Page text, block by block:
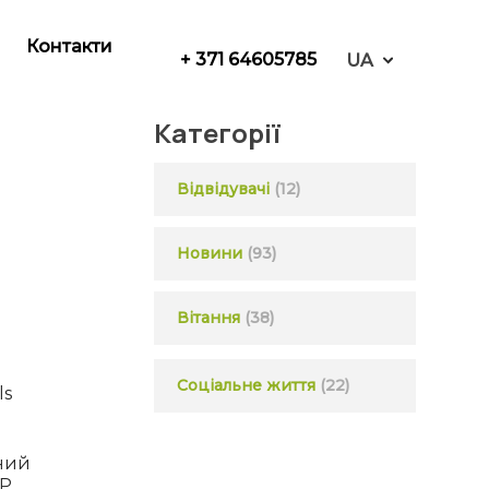
Контакти
+ 371 64605785 UA
Категорії
Відвідувачі(12)
Новини(93)
Вітання(38)
Соціальне життя(22)